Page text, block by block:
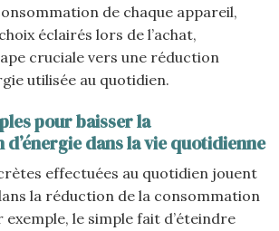
de chaque appareil,
éclairés lors de l’achat,
cruciale vers une réduction
utilisée au quotidien.
pour baisser la
dans la vie quotidienne
effectuées au quotidien jouent
la réduction de la consommation
exemple, le simple fait d’éteindre